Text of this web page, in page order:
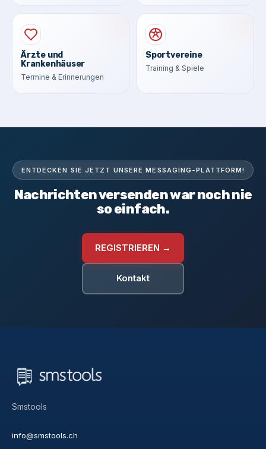
Ärzte und
Krankenhäuser
Termine & Erinnerungen
Sportvereine
Training & Spiele
ENTDECKEN SIE JETZT UNSERE MESSAGING-PLATTFORM!
Nachrichten versenden war noch nie
so einfach.
REGISTRIEREN →
Kontakt
Smstools
info@smstools.ch